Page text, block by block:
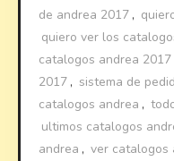
de andrea 2017 ,
quiero ver los
catalogos andrea 2017
2017 , sistema de
catalogos andrea ,
ultimos catalogos
andrea , ver catalogos